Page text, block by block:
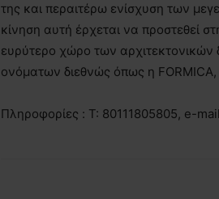
της και περαιτέρω ενίσχυση των
κίνηση αυτή έρχεται να προστεθεί
ευρύτερο χώρο των
ονόματων διεθνώς όπως η FORMICA,
Πληροφορίες : T: 80111805805, e-